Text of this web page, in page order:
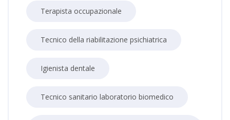
Terapista occupazionale
Tecnico della riabilitazione psichiatrica
Igienista dentale
Tecnico sanitario laboratorio biomedico